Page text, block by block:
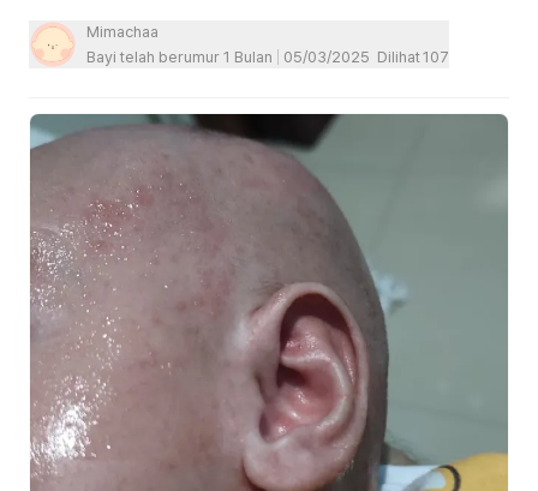
Mimachaa
Bayi telah berumur 1 Bulan
05/03/2025 Dilihat107